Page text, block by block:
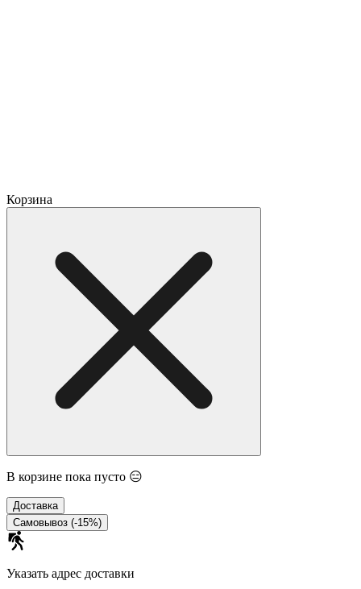
Корзина
В корзине пока пусто 😑
Доставка
Самовывоз (-15%)
Указать адрес доставки